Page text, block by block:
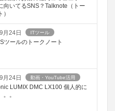
向いてるSNS？Talknote（トー
月24日 ITツール
ツールのトークノート
月24日 動画・YouTube活用
LUMIX DMC LX100 個人的に
。